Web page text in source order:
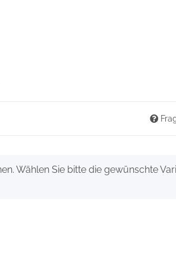
Wählen Sie bitte die gewünschte